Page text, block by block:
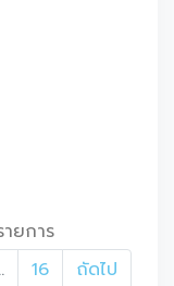
ยการ
16 ถัดไป